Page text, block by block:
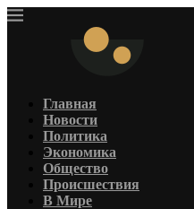
Главная
Новости
Политика
Экономика
Общество
Происшествия
В Мире